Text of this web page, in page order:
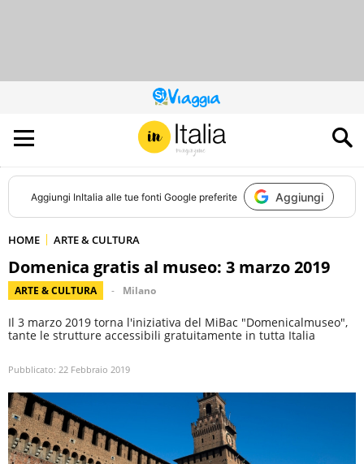
QUESTO
SITO
CONTRIBUISCE
ALL’AUDIENCE
DI
Aggiungi InItalia alle tue fonti Google preferite Aggiungi
HOME ARTE & CULTURA
Domenica gratis al museo: 3 marzo 2019
ARTE & CULTURA Milano
Il 3 marzo 2019 torna l'iniziativa del MiBac "Domenicalmuseo",
tante le strutture accessibili gratuitamente in tutta Italia
Pubblicato: 22 Febbraio 2019